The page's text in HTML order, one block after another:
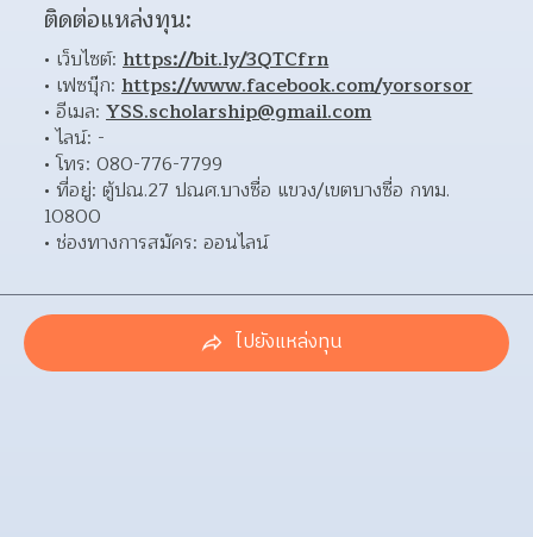
ติดต่อแหล่งทุน:
เว็บไซต์: https://bit.ly/3QTCfrn
เฟซบุ๊ก: https://www.facebook.com/yorsorsor
อีเมล: YSS.scholarship@gmail.com
ไลน์: -
โทร: 080-776-7799
ที่อยู่: ตู้ปณ.27 ปณศ.บางซื่อ แขวง/เขตบางซื่อ กทม.
10800
ช่องทางการสมัคร: ออนไลน์
ไปยังแหล่งทุน